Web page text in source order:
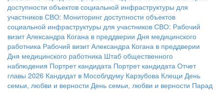
доступности объектов социальной инфраструктуры для
участников СВО: Мониторинг доступности объектов
социальной инфраструктуры для участников СВО: Рабочий
визит Александра Когана в преддверии Дня медицинского
работника Рабочий визит Александра Когана в преддверии
Дня медицинского работника Штаб общественного
наблюдения Портрет кандидата Портрет кандидата Отчет
главы 2026 Кандидат в Мособлдуму Карзубова Клещи День
семьи, любви и верности День семьи, любви и верности Парад